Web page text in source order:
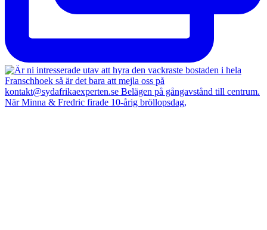
När Minna & Fredric firade 10-årig bröllopsdag,